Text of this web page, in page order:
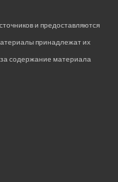
и предоставляются
принадлежат их
содержание материала